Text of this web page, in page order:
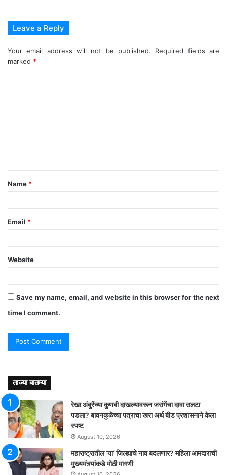
Leave a Reply
Your email address will not be published.
Required fields are
marked *
t
*
Name *
Email *
Website
Save my name, email, and website in this browser for the next
time I comment.
ताज्या बातम्या
रेखा अंबुरेंच्या कुणबी दाखल्यावरून जरांगेंचा दावा उलटा
पडला? बावनकुळेंच्या पत्राचा खरा अर्थ बीड प्रशासनाने केला
स्पष्ट
August 10, 2026
महाराष्ट्रातील ‘या’ जिल्ह्याचे नाव बदलणार? महिला आमदाराची
मुख्यमंत्र्यांकडे मोठी मागणी